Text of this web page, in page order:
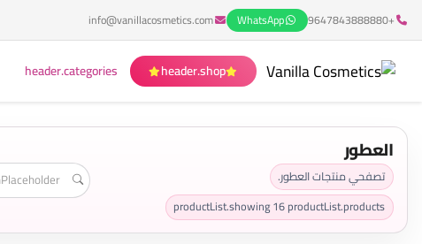
+9647843888880
WhatsApp
info@vanillacosmetics.com
header.shop
header.categories
العطور
تصفحي منتجات العطور.
productList.showing16productList.products